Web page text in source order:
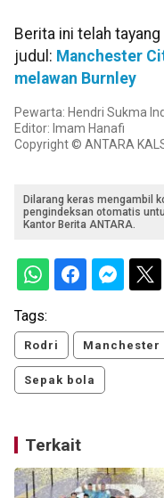
Berita ini telah
judul: Manchester
melawan Burnley
Pewarta: Hendri Sukma
Editor: Imam Hanafi
Copyright © ANTARA
Dilarang keras mengambil
pengindeksan otomatis
Kantor Berita ANTARA.
Tags:
Rodri Manchester
Sepak bola
Terkait